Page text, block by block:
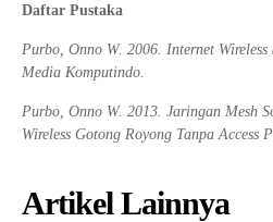
Daftar Pustaka
Purbo, Onno W. 2006. Internet
Media Komputindo.
Purbo, Onno W. 2013. Jaringan Mesh
Wireless Gotong Royong Tanpa Access
Artikel Lainnya